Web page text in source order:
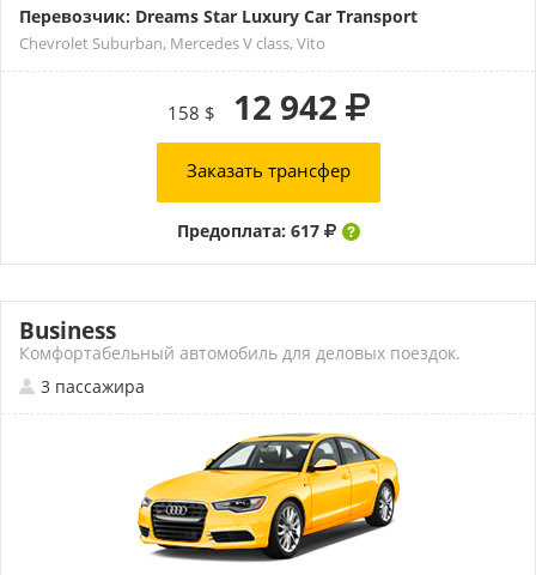
Перевозчик: Dreams Star Luxury Car Transport
Chevrolet Suburban, Mercedes V class, Vito
158 $ 12 942
Заказать трансфер
Предоплата: 617
Business
Комфортабельный автомобиль для деловых поездок.
3 пассажира